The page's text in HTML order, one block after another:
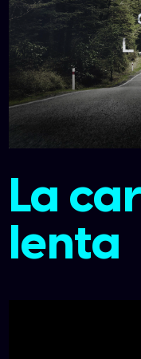
La
lenta